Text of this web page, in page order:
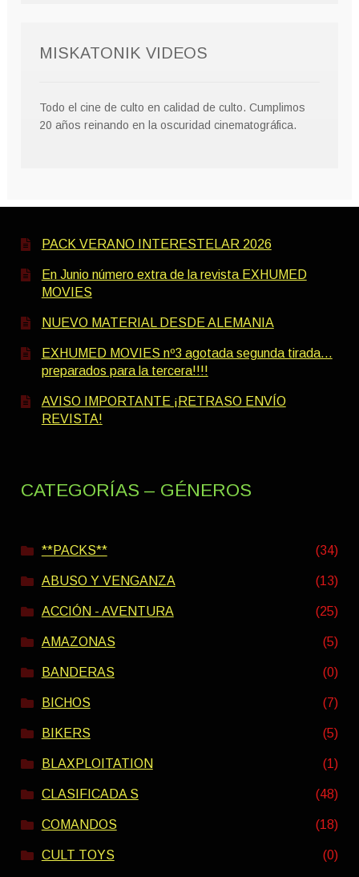
MISKATONIK VIDEOS
Todo el cine de culto en calidad de culto. Cumplimos
20 años reinando en la oscuridad cinematográfica.
PACK VERANO INTERESTELAR 2026
En Junio número extra de la revista EXHUMED
MOVIES
NUEVO MATERIAL DESDE ALEMANIA
EXHUMED MOVIES nº3 agotada segunda tirada…
preparados para la tercera!!!!
AVISO IMPORTANTE ¡RETRASO ENVÍO
REVISTA!
CATEGORÍAS – GÉNEROS
**PACKS** (34)
ABUSO Y VENGANZA (13)
ACCIÓN - AVENTURA (25)
AMAZONAS (5)
BANDERAS (0)
BICHOS (7)
BIKERS (5)
BLAXPLOITATION (1)
CLASIFICADA S (48)
COMANDOS (18)
CULT TOYS (0)